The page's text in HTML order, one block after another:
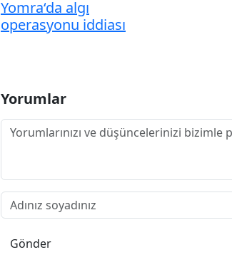
Yomra‘da algı
operasyonu iddiası
Yorumlar
Gönder